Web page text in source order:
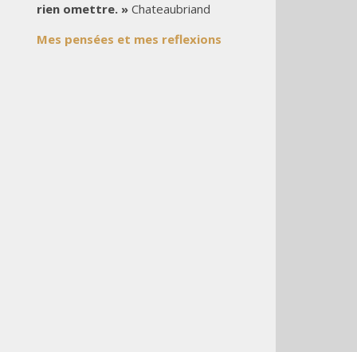
rien omettre. » Chateaubriand
Mes pensées et mes reflexions